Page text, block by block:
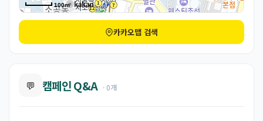
100m
카카오맵 검색
💬 캠페인 Q&A · 0개